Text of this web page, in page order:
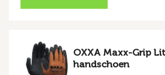
OXXA Maxx-Grip
handschoen